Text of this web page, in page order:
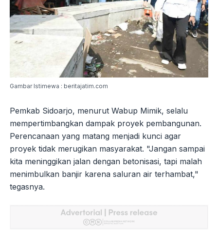
Gambar Istimewa : beritajatim.com
Pemkab Sidoarjo, menurut Wabup Mimik, selalu
mempertimbangkan dampak proyek pembangunan.
Perencanaan yang matang menjadi kunci agar
proyek tidak merugikan masyarakat. "Jangan sampai
kita meninggikan jalan dengan betonisasi, tapi malah
menimbulkan banjir karena saluran air terhambat,"
tegasnya.